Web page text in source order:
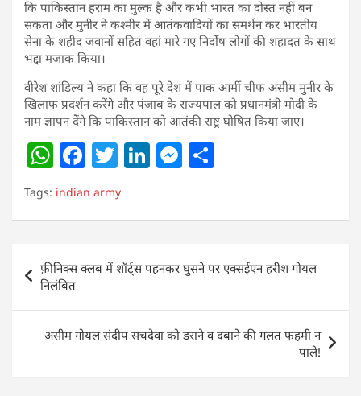
कि पाकिस्तान हराम का मुल्क है और कभी भारत का दोस्त नहीं बन
सकता और मुनीर ने कश्मीर में आतंकवादियों का समर्थन कर भारतीय
सेना के शहीद जवानों सहित वहां मारे गए निर्दोष लोगों की शहादत के साथ
भद्दा मजाक किया।
वीरेश शांडिल्य ने कहा कि वह पूरे देश में पाक आर्मी चीफ असीम मुनीर के
खिलाफ प्रदर्शन करेंगे और पंजाब के राज्यपाल को प्रधानमंत्री मोदी के
नाम ज्ञापन देेंगे कि पाकिस्तान को आतंकी राष्ट्र घोषित किया जाए।
W
h
at
s
A
p
p
F
a
c
e
b
o
o
k
T
w
itt
er
Li
e
dI
n
M
e
n
g
er
e
Tags: indian army
Post
navigation
फ़ीनिक्स क्लब में शॉर्ट्स पहनकर घुसने पर एक्सईएन हरीश गोयल
निलंबित
असीम गोयल संदीप सचदेवा को डराने व दबाने की गलत फहमी न
पाले!